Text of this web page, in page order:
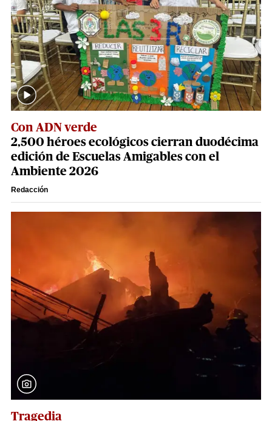
Con ADN verde
2,500 héroes ecológicos cierran duodécima
edición de Escuelas Amigables con el
Ambiente 2026
Redacción
Tragedia